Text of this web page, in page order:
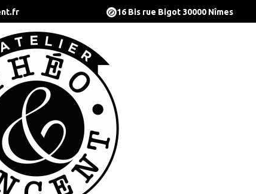
16 Bis rue Bigot 30000 Nîmes